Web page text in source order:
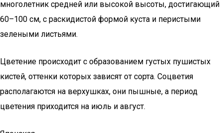
многолетник средней или высокой высоты, достигающий
60–100 см, с раскидистой формой куста и перистыми
зелеными листьями.
Цветение происходит с образованием густых пушистых
кистей, оттенки которых зависят от сорта. Соцветия
располагаются на верхушках, они пышные, а период
цветения приходится на июль и август.